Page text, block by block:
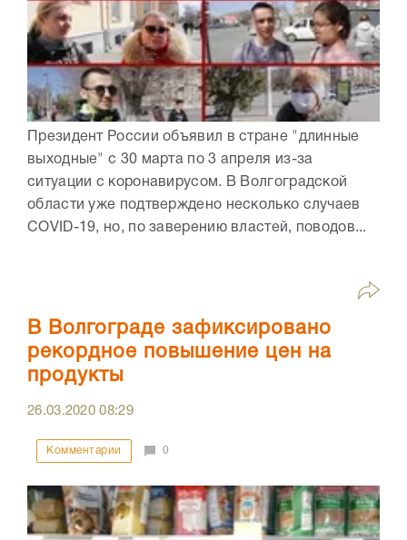
Президент России объявил в стране "длинные
выходные" с 30 марта по 3 апреля из-за
ситуации с коронавирусом. В Волгоградской
области уже подтверждено несколько случаев
COVID-19, но, по заверению властей, поводов...
В Волгограде зафиксировано
рекордное повышение цен на
продукты
26.03.202008:29
Комментарии 0